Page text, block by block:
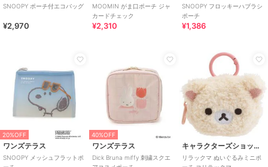
SNOOPY ポーチ付エコバッグ
¥2,970
MOOMIN がま口ポーチ ジャ
カードチェック
¥2,310
SNOOPY フロッキーハブラシ
ポーチ
¥1,386
20%OFF
ワンズテラス
SNOOPY メッシュフラットポ
40%OFF
ワンズテラス
Dick Bruna miffy 刺繍スクエ
キャラクターズショップ ラフラフ
リラックマ ぬいぐるみミニポ